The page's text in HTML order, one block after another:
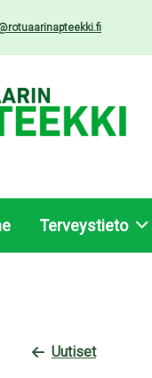
Terveystieto
Uutiset